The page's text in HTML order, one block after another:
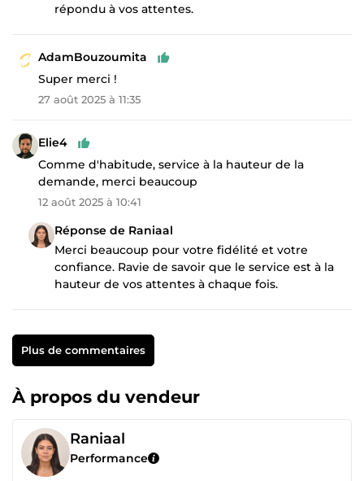
répondu à vos attentes.
AdamBouzoumita
Super merci !
27 août 2025 à 11:35
Elie4
Comme d'habitude, service à la hauteur de la
demande, merci beaucoup
12 août 2025 à 10:41
Réponse de Raniaal
Merci beaucoup pour votre fidélité et votre
confiance. Ravie de savoir que le service est à la
hauteur de vos attentes à chaque fois.
Plus de commentaires
À propos du vendeur
Raniaal
Performance